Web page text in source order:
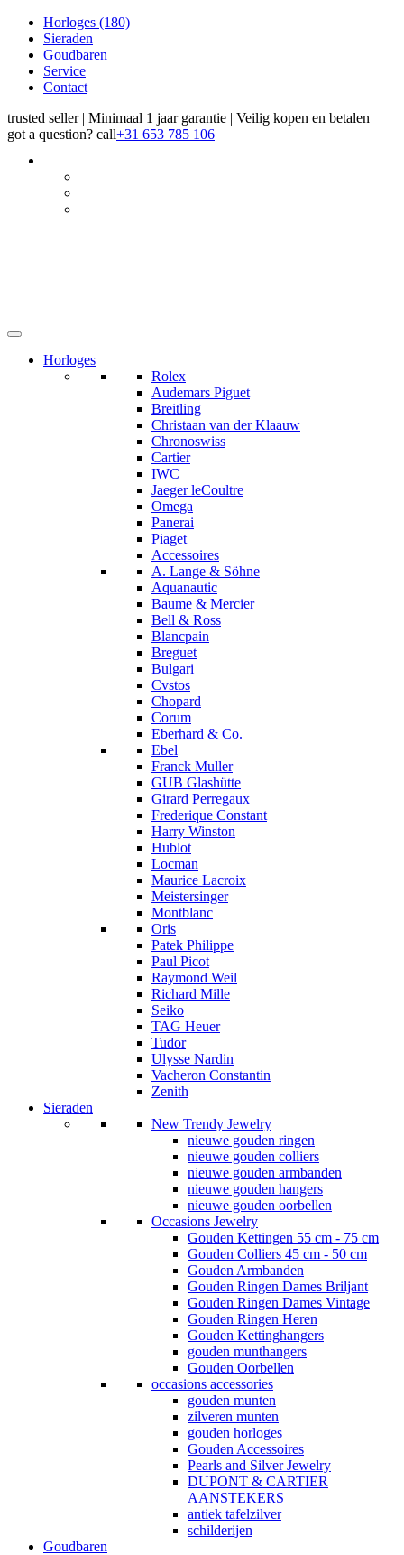
Horloges (180)
Sieraden
Goudbaren
Service
Contact
trusted seller | Minimaal 1 jaar garantie | Veilig kopen en betalen
got a question? call+31 653 785 106
Horloges
Rolex
Audemars Piguet
Breitling
Christaan van der Klaauw
Chronoswiss
Cartier
IWC
Jaeger leCoultre
Omega
Panerai
Piaget
Accessoires
A. Lange & Söhne
Aquanautic
Baume & Mercier
Bell & Ross
Blancpain
Breguet
Bulgari
Cvstos
Chopard
Corum
Eberhard & Co.
Ebel
Franck Muller
GUB Glashütte
Girard Perregaux
Frederique Constant
Harry Winston
Hublot
Locman
Maurice Lacroix
Meistersinger
Montblanc
Oris
Patek Philippe
Paul Picot
Raymond Weil
Richard Mille
Seiko
TAG Heuer
Tudor
Ulysse Nardin
Vacheron Constantin
Zenith
Sieraden
New Trendy Jewelry
nieuwe gouden ringen
nieuwe gouden colliers
nieuwe gouden armbanden
nieuwe gouden hangers
nieuwe gouden oorbellen
Occasions Jewelry
Gouden Kettingen 55 cm - 75 cm
Gouden Colliers 45 cm - 50 cm
Gouden Armbanden
Gouden Ringen Dames Briljant
Gouden Ringen Dames Vintage
Gouden Ringen Heren
Gouden Kettinghangers
gouden munthangers
Gouden Oorbellen
occasions accessories
gouden munten
zilveren munten
gouden horloges
Gouden Accessoires
Pearls and Silver Jewelry
DUPONT & CARTIER
AANSTEKERS
antiek tafelzilver
schilderijen
Goudbaren